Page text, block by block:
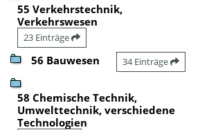
55 Verkehrstechnik,
Verkehrswesen
23 Einträge
56 Bauwesen 34 Einträge
58 Chemische Technik,
Umwelttechnik, verschiedene
Technologien